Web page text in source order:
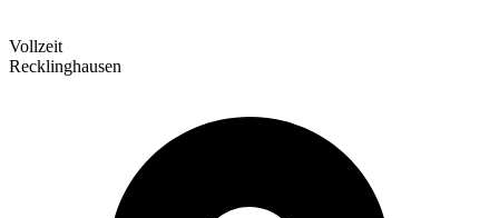
Vollzeit
Recklinghausen